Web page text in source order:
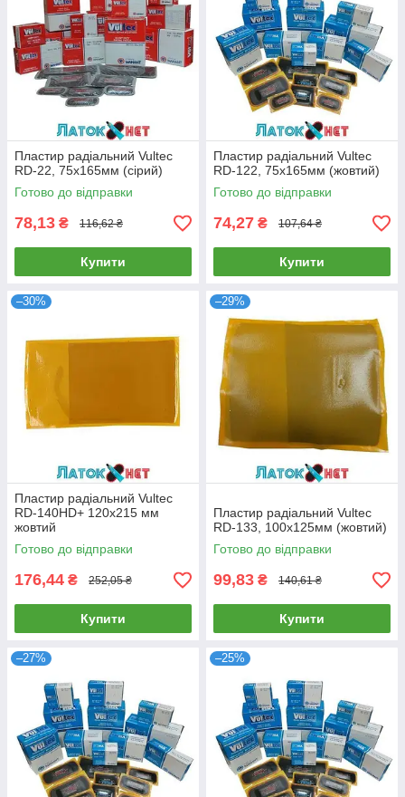
Пластир радіальний Vultec
RD-22, 75х165мм (сірий)
Готово до відправки
78,13 ₴ 116,62 ₴
Купити
Пластир радіальний Vultec
RD-122, 75х165мм (жовтий)
Готово до відправки
74,27 ₴ 107,64 ₴
Купити
–30%
Пластир радіальний Vultec
RD-140HD+ 120х215 мм
жовтий
Готово до відправки
176,44 ₴ 252,05 ₴
Купити
–29%
Пластир радіальний Vultec
RD-133, 100х125мм (жовтий)
Готово до відправки
99,83 ₴ 140,61 ₴
Купити
–27% –25%